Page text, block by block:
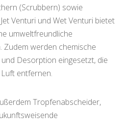
(Scrubbern) sowie
Venturi und Wet Venturi bietet
umweltfreundliche
Zudem werden chemische
Desorption eingesetzt, die
entfernen.
Tropfenabscheider,